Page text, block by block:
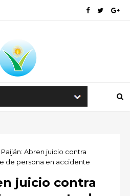
Paiján: Abren juicio contra
de persona en accidente
juicio contra